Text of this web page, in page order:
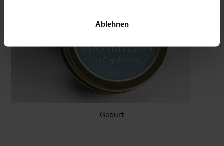
Ablehnen
Geburt